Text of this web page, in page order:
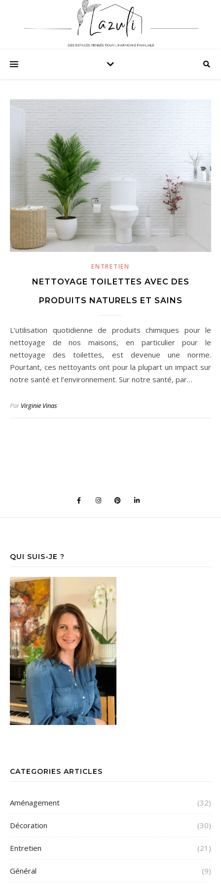
ENTRETIEN
NETTOYAGE TOILETTES AVEC DES
PRODUITS NATURELS ET SAINS
L’utilisation quotidienne de produits chimiques pour le
nettoyage de nos maisons, en particulier pour le
nettoyage des toilettes, est devenue une norme.
Pourtant, ces nettoyants ont pour la plupart un impact sur
notre santé et l’environnement. Sur notre santé, par…
ParVirginie Vinas
QUI SUIS-JE ?
CATEGORIES ARTICLES
Aménagement (32)
Décoration (30)
Entretien (21)
Général (9)